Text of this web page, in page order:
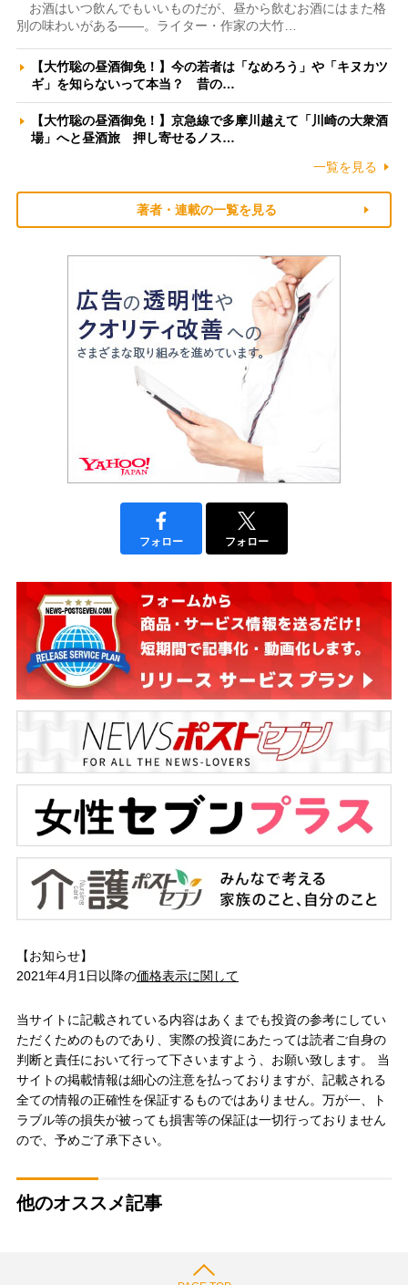
お酒はいつ飲んでもいいものだが、昼から飲むお酒にはまた格
別の味わいがある――。ライター・作家の大竹…
【大竹聡の昼酒御免！】今の若者は「なめろう」や「キヌカツ
ギ」を知らないって本当？ 昔の…
【大竹聡の昼酒御免！】京急線で多摩川越えて「川崎の大衆酒
場」へと昼酒旅 押し寄せるノス…
一覧を見る
著者・連載の一覧を見る
フォロー フォロー
【お知らせ】
2021年4月1日以降の価格表示に関して
当サイトに記載されている内容はあくまでも投資の参考にしてい
ただくためのものであり、実際の投資にあたっては読者ご自身の
判断と責任において行って下さいますよう、お願い致します。 当
サイトの掲載情報は細心の注意を払っておりますが、記載される
全ての情報の正確性を保証するものではありません。万が一、ト
ラブル等の損失が被っても損害等の保証は一切行っておりません
ので、予めご了承下さい。
他のオススメ記事